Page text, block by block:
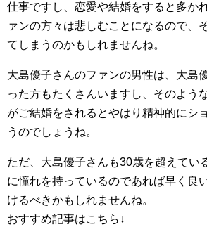
仕事ですし、恋愛や結婚をすると多か
ァンの方々は悲しむことになるので、
てしまうのかもしれませんね。
大島優子さんのファンの男性は、大島
った方もたくさんいますし、そのよう
がご結婚をされるとやはり精神的にシ
うのでしょうね。
ただ、大島優子さんも30歳を超えてい
に憧れを持っているのであれば早く良
けるべきかもしれませんね。
おすすめ記事はこちら↓